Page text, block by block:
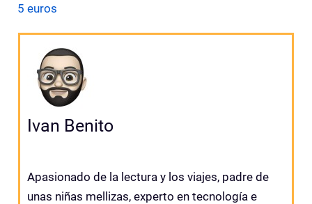
5 euros
Ivan Benito
Apasionado de la lectura y los viajes, padre de
unas niñas mellizas, experto en tecnología e